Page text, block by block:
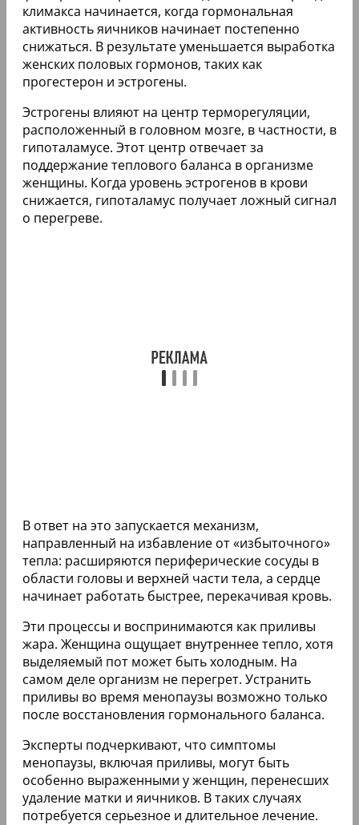
климакса начинается, когда гормональная
активность яичников начинает постепенно
снижаться. В результате уменьшается выработка
женских половых гормонов, таких как
прогестерон и эстрогены.
Эстрогены влияют на центр терморегуляции,
расположенный в головном мозге, в частности, в
гипоталамусе. Этот центр отвечает за
поддержание теплового баланса в организме
женщины. Когда уровень эстрогенов в крови
снижается, гипоталамус получает ложный сигнал
о перегреве.
В ответ на это запускается механизм,
направленный на избавление от «избыточного»
тепла: расширяются периферические сосуды в
области головы и верхней части тела, а сердце
начинает работать быстрее, перекачивая кровь.
Эти процессы и воспринимаются как приливы
жара. Женщина ощущает внутреннее тепло, хотя
выделяемый пот может быть холодным. На
самом деле организм не перегрет. Устранить
приливы во время менопаузы возможно только
после восстановления гормонального баланса.
Эксперты подчеркивают, что симптомы
менопаузы, включая приливы, могут быть
особенно выраженными у женщин, перенесших
удаление матки и яичников. В таких случаях
потребуется серьезное и длительное лечение.